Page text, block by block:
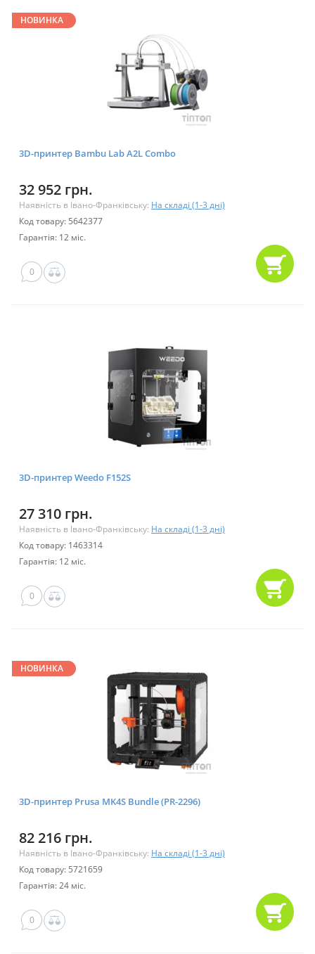
НОВИНКА
3D-принтер Bambu Lab A2L Combo
32 952 грн.
Наявність в Івано-Франківську: На складі (1-3 дні)
Код товару: 5642377
Гарантія: 12 міс.
0
3D-принтер Weedo F152S
27 310 грн.
Наявність в Івано-Франківську: На складі (1-3 дні)
Код товару: 1463314
Гарантія: 12 міс.
0
НОВИНКА
3D-принтер Prusa MK4S Bundle (PR-2296)
82 216 грн.
Наявність в Івано-Франківську: На складі (1-3 дні)
Код товару: 5721659
Гарантія: 24 міс.
0